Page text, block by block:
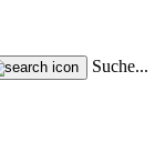
Suche...